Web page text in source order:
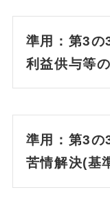
準用：第3の
利益供与等
準用：第3の
苦情解決(基